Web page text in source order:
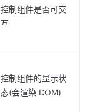
控制组件是否可交
互
控制组件的显示状
态(会渲染 DOM)